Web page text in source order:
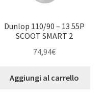
Dunlop 110/90 – 13 55P
SCOOT SMART 2
74,94€
Aggiungi al carrello